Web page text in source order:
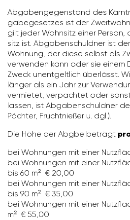
Abga­ben­ge­gen­stand des
ga­be­ge­setzes ist der
gilt jeder Wohn­sitz einer
sitz ist. Abga­ben­schuldner ist
Wohnung, der diese selbst als
verwenden kann oder sie einem
Zweck unent­gelt­lich über­lässt.
länger als ein Jahr zur
vermietet, verpachtet oder
lassen, ist Abga­ben­schuldner
Pächter, Frucht­nießer u. dgl.).
Die Höhe der Abgbe beträgt
bei Wohnungen mit einer
bei Wohnungen mit einer
bis 60 m² € 20,00
bei Wohnungen mit einer
bis 90 m² € 35,00
bei Wohnungen mit einer
m² € 55,00